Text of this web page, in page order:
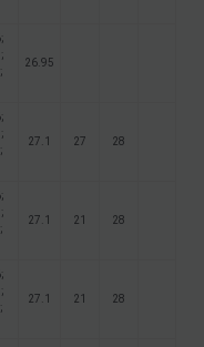
26.95
27.1 27 28
27.1 21 28
27.1 21 28